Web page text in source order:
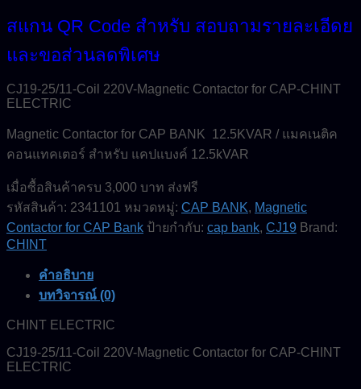
สแกน QR Code สำหรับ สอบถามรายละเอีดย
และขอส่วนลดพิเศษ
CJ19-25/11-Coil 220V-Magnetic Contactor for CAP-CHINT
ELECTRIC
Magnetic Contactor for CAP BANK 12.5KVAR / แมคเนติค
คอนแทคเตอร์ สำหรับ แคปแบงค์ 12.5kVAR
เมื่อซื้อสินค้าครบ 3,000 บาท ส่งฟรี
รหัสสินค้า: 2341101 หมวดหมู่: CAP BANK, Magnetic
Contactor for CAP Bank ป้ายกำกับ: cap bank, CJ19 Brand:
CHINT
คำอธิบาย
บทวิจารณ์ (0)
CHINT ELECTRIC
CJ19-25/11-Coil 220V-Magnetic Contactor for CAP-CHINT
ELECTRIC